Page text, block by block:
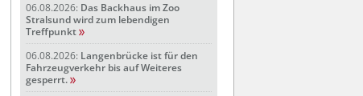
06.08.2026: Das Backhaus im Zoo
Stralsund wird zum lebendigen
Treffpunkt
06.08.2026: Langenbrücke ist für den
Fahrzeugverkehr bis auf Weiteres
gesperrt.